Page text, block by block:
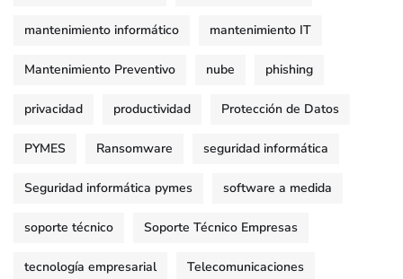
mantenimiento informático mantenimiento IT
Mantenimiento Preventivo nube phishing
privacidad productividad Protección de Datos
PYMES Ransomware seguridad informática
Seguridad informática pymes software a medida
soporte técnico Soporte Técnico Empresas
tecnología empresarial Telecomunicaciones